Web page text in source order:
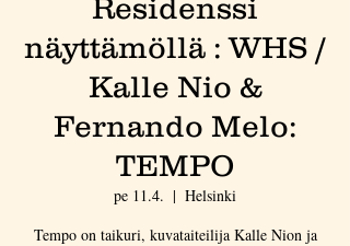
Residenssi
näyttämöllä : WHS /
Kalle Nio &
Fernando Melo:
TEMPO
pe 11.4.
  |
Helsinki
Tempo on taikuri, kuvataiteilija Kalle Nion ja